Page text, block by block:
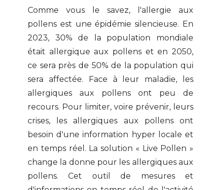
Comme vous le savez, l'allergie aux
pollens est une épidémie silencieuse. En
2023, 30% de la population mondiale
était allergique aux pollens et en 2050,
ce sera près de 50% de la population qui
sera affectée. Face à leur maladie, les
allergiques aux pollens ont peu de
recours. Pour limiter, voire prévenir, leurs
crises, les allergiques aux pollens ont
besoin d'une information hyper locale et
en temps réel. La solution « Live Pollen »
change la donne pour les allergiques aux
pollens. Cet outil de mesures et